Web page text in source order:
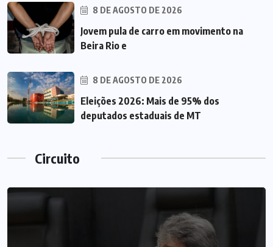
8 DE AGOSTO DE 2026
Jovem pula de carro em movimento na
Beira Rio e
8 DE AGOSTO DE 2026
Eleições 2026: Mais de 95% dos
deputados estaduais de MT
Circuito